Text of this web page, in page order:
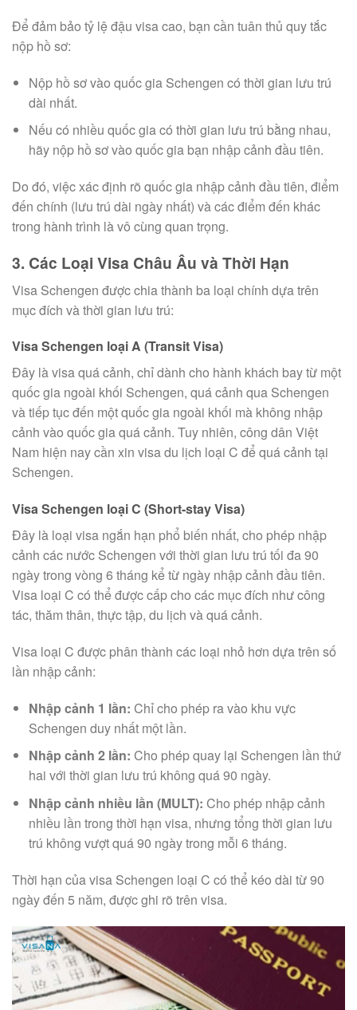
Để đảm bảo tỷ lệ đậu visa cao, bạn cần tuân thủ quy tắc
nộp hồ sơ:
Nộp hồ sơ vào quốc gia Schengen có thời gian lưu trú
dài nhất.
Nếu có nhiều quốc gia có thời gian lưu trú bằng nhau,
hãy nộp hồ sơ vào quốc gia bạn nhập cảnh đầu tiên.
Do đó, việc xác định rõ quốc gia nhập cảnh đầu tiên, điểm
đến chính (lưu trú dài ngày nhất) và các điểm đến khác
trong hành trình là vô cùng quan trọng.
3. Các Loại Visa Châu Âu và Thời Hạn
Visa Schengen được chia thành ba loại chính dựa trên
mục đích và thời gian lưu trú:
Visa Schengen loại A (Transit Visa)
Đây là visa quá cảnh, chỉ dành cho hành khách bay từ một
quốc gia ngoài khối Schengen, quá cảnh qua Schengen
và tiếp tục đến một quốc gia ngoài khối mà không nhập
cảnh vào quốc gia quá cảnh. Tuy nhiên, công dân Việt
Nam hiện nay cần xin visa du lịch loại C để quá cảnh tại
Schengen.
Visa Schengen loại C (Short-stay Visa)
Đây là loại visa ngắn hạn phổ biến nhất, cho phép nhập
cảnh các nước Schengen với thời gian lưu trú tối đa 90
ngày trong vòng 6 tháng kể từ ngày nhập cảnh đầu tiên.
Visa loại C có thể được cấp cho các mục đích như công
tác, thăm thân, thực tập, du lịch và quá cảnh.
Visa loại C được phân thành các loại nhỏ hơn dựa trên số
lần nhập cảnh:
Nhập cảnh 1 lần: Chỉ cho phép ra vào khu vực
Schengen duy nhất một lần.
Nhập cảnh 2 lần: Cho phép quay lại Schengen lần thứ
hai với thời gian lưu trú không quá 90 ngày.
Nhập cảnh nhiều lần (MULT): Cho phép nhập cảnh
nhiều lần trong thời hạn visa, nhưng tổng thời gian lưu
trú không vượt quá 90 ngày trong mỗi 6 tháng.
Thời hạn của visa Schengen loại C có thể kéo dài từ 90
ngày đến 5 năm, được ghi rõ trên visa.